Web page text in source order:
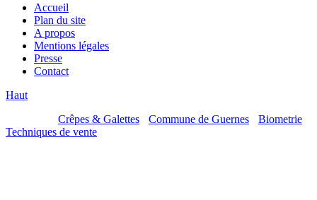
Accueil
Plan du site
A propos
Mentions légales
Presse
Contact
Haut
Crêpes & Galettes Commune de Guernes Biometrie
Techniques de vente